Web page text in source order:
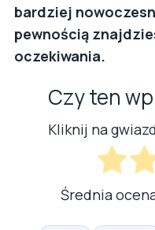
bardziej
pewnością
oczekiwania.
Czy ten
Kliknij na
Średnia